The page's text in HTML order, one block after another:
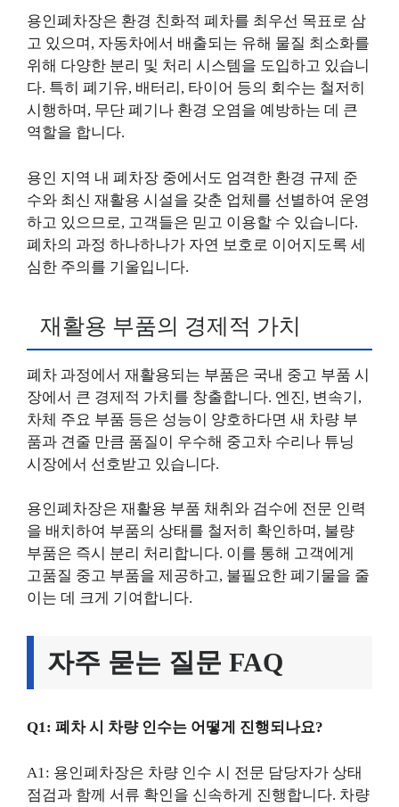
용인폐차장은 환경 친화적 폐차를 최우선 목표로 삼
고 있으며, 자동차에서 배출되는 유해 물질 최소화를
위해 다양한 분리 및 처리 시스템을 도입하고 있습니
다. 특히 폐기유, 배터리, 타이어 등의 회수는 철저히
시행하며, 무단 폐기나 환경 오염을 예방하는 데 큰
역할을 합니다.
용인 지역 내 폐차장 중에서도 엄격한 환경 규제 준
수와 최신 재활용 시설을 갖춘 업체를 선별하여 운영
하고 있으므로, 고객들은 믿고 이용할 수 있습니다.
폐차의 과정 하나하나가 자연 보호로 이어지도록 세
심한 주의를 기울입니다.
재활용 부품의 경제적 가치
폐차 과정에서 재활용되는 부품은 국내 중고 부품 시
장에서 큰 경제적 가치를 창출합니다. 엔진, 변속기,
차체 주요 부품 등은 성능이 양호하다면 새 차량 부
품과 견줄 만큼 품질이 우수해 중고차 수리나 튜닝
시장에서 선호받고 있습니다.
용인폐차장은 재활용 부품 채취와 검수에 전문 인력
을 배치하여 부품의 상태를 철저히 확인하며, 불량
부품은 즉시 분리 처리합니다. 이를 통해 고객에게
고품질 중고 부품을 제공하고, 불필요한 폐기물을 줄
이는 데 크게 기여합니다.
자주 묻는 질문 FAQ
Q1: 폐차 시 차량 인수는 어떻게 진행되나요?
A1: 용인폐차장은 차량 인수 시 전문 담당자가 상태
점검과 함께 서류 확인을 신속하게 진행합니다. 차량